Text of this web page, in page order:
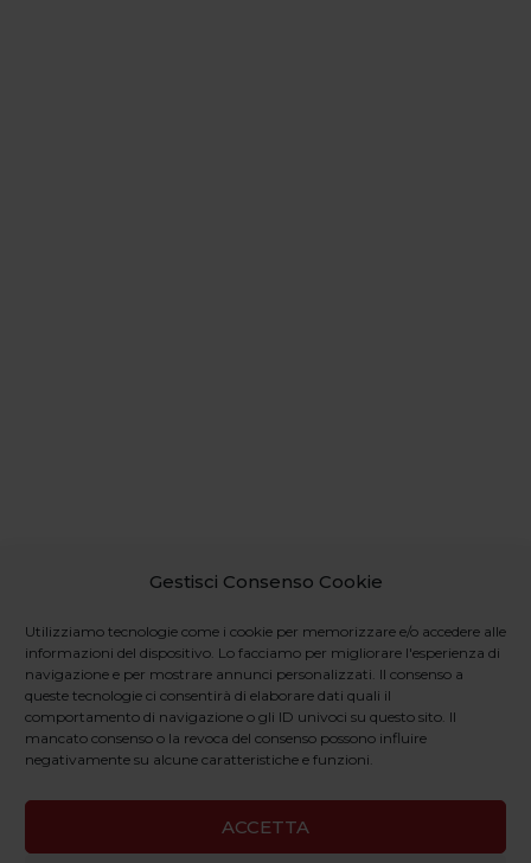
Gestisci Consenso Cookie
Utilizziamo tecnologie come i cookie per memorizzare e/o accedere alle
informazioni del dispositivo. Lo facciamo per migliorare l'esperienza di
navigazione e per mostrare annunci personalizzati. Il consenso a
queste tecnologie ci consentirà di elaborare dati quali il
comportamento di navigazione o gli ID univoci su questo sito. Il
mancato consenso o la revoca del consenso possono influire
negativamente su alcune caratteristiche e funzioni.
ACCETTA